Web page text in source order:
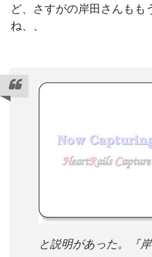
ど、さすがの岸田さんもも
ね、、
と説明があった。『